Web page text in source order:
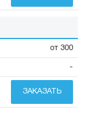
от 300
-
ЗАКАЗАТЬ